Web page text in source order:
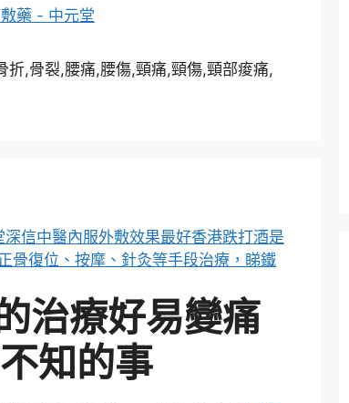
折,骨裂,腰痛,腰傷,頸痛,頸傷,頸部痠痛,
治療好易變痛
知的事